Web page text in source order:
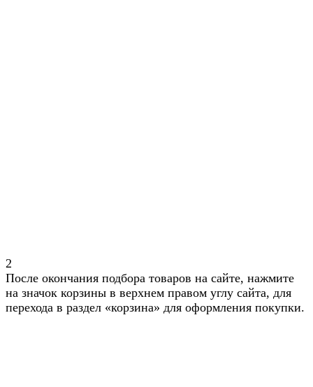
2
После окончания подбора товаров на сайте, нажмите
на значок корзины в верхнем правом углу сайта, для
перехода в раздел «корзина» для оформления покупки.